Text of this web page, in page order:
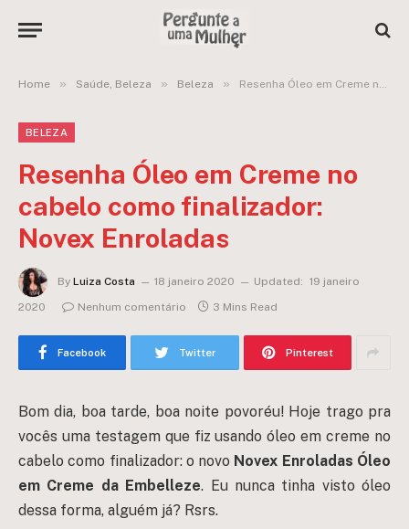
Home » Saúde, Beleza » Beleza » Resenha Óleo em Creme no cabelo como finalizador: Novex Enroladas
BELEZA
Resenha Óleo em Creme no
cabelo como finalizador:
Novex Enroladas
By Luiza Costa 18 janeiro 2020 Updated: 19 janeiro
2020
Nenhum comentário 3 Mins Read
Facebook Twitter Pinterest
Bom dia, boa tarde, boa noite povoréu! Hoje trago pra
vocês uma testagem que fiz usando óleo em creme no
cabelo como finalizador: o novo Novex Enroladas Óleo
em Creme da Embelleze. Eu nunca tinha visto óleo
dessa forma, alguém já? Rsrs.